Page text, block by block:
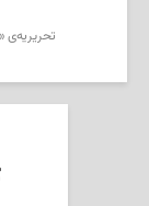
تحریریه‌ی